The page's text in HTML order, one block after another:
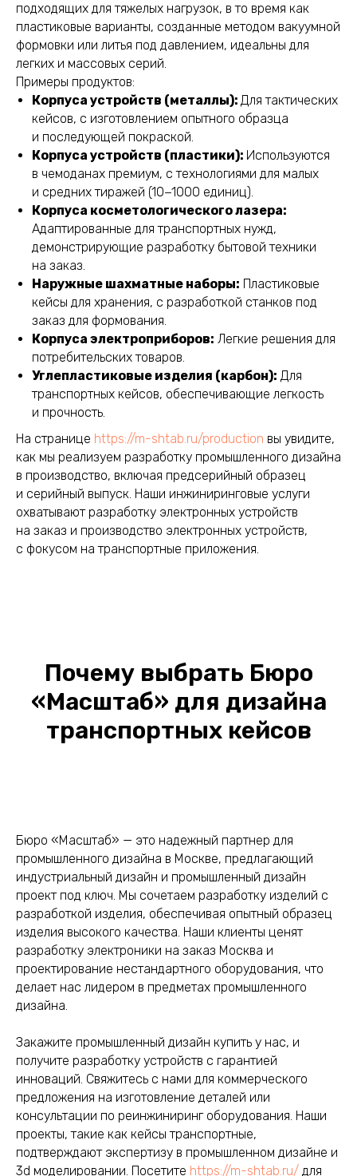
подходящих для тяжелых нагрузок, в то время как
пластиковые варианты, созданные методом вакуумной
формовки или литья под давлением, идеальны для
легких и массовых серий.
Примеры продуктов:
Корпуса устройств (металлы): Для тактических
кейсов, с изготовлением опытного образца
и последующей покраской.
Корпуса устройств (пластики): Используются
в чемоданах премиум, с технологиями для малых
и средних тиражей (10−1000 единиц).
Корпуса косметологического лазера:
Адаптированные для транспортных нужд,
демонстрирующие разработку бытовой техники
на заказ.
Наружные шахматные наборы: Пластиковые
кейсы для хранения, с разработкой станков под
заказ для формования.
Корпуса электроприборов: Легкие решения для
потребительских товаров.
Углепластиковые изделия (карбон): Для
транспортных кейсов, обеспечивающие легкость
и прочность.
На странице https://m-shtab.ru/production вы увидите,
как мы реализуем разработку промышленного дизайна
в производство, включая предсерийный образец
и серийный выпуск. Наши инжиниринговые услуги
охватывают разработку электронных устройств
на заказ и производство электронных устройств,
с фокусом на транспортные приложения.
Почему выбрать Бюро
«Масштаб» для дизайна
транспортных кейсов
Бюро «Масштаб» — это надежный партнер для
промышленного дизайна в Москве, предлагающий
индустриальный дизайн и промышленный дизайн
проект под ключ. Мы сочетаем разработку изделий с
разработкой изделия, обеспечивая опытный образец
изделия высокого качества. Наши клиенты ценят
разработку электроники на заказ Москва и
проектирование нестандартного оборудования, что
делает нас лидером в предметах промышленного
дизайна.
Закажите промышленный дизайн купить у нас, и
получите разработку устройств с гарантией
инноваций. Свяжитесь с нами для коммерческого
предложения на изготовление деталей или
консультации по реинжиниринг оборудования. Наши
проекты, такие как кейсы транспортные,
подтверждают экспертизу в промышленном дизайне и
3d моделировании. Посетите https://m-shtab.ru/ для